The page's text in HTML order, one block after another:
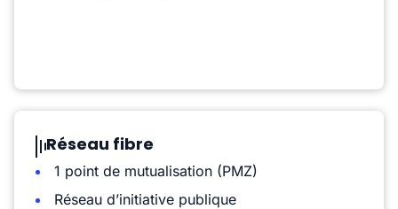
Réseau fibre
1 point de mutualisation (PMZ)
Réseau d’initiative publique